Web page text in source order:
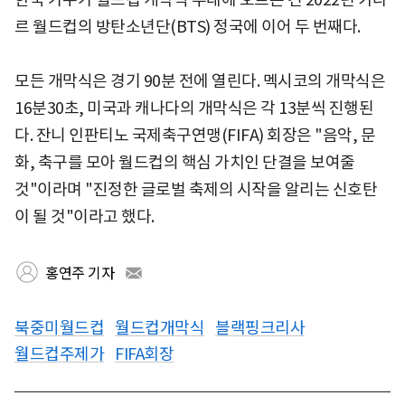
르 월드컵의 방탄소년단(BTS) 정국에 이어 두 번째다.
모든 개막식은 경기 90분 전에 열린다. 멕시코의 개막식은
16분30초, 미국과 캐나다의 개막식은 각 13분씩 진행된
다. 잔니 인판티노 국제축구연맹(FIFA) 회장은 "음악, 문
화, 축구를 모아 월드컵의 핵심 가치인 단결을 보여줄
것"이라며 "진정한 글로벌 축제의 시작을 알리는 신호탄
이 될 것"이라고 했다.
홍연주 기자
북중미월드컵 월드컵개막식 블랙핑크리사
월드컵주제가 FIFA회장